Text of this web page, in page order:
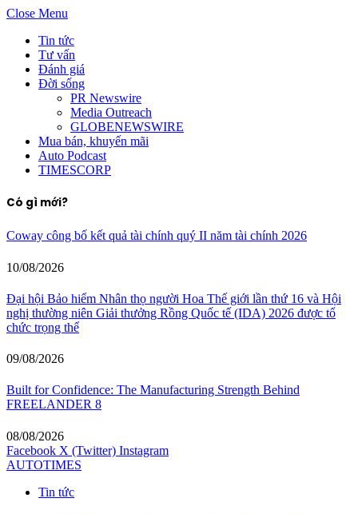
Close Menu
Tin tức
Tư vấn
Đánh giá
Đời sống
PR Newswire
Media Outreach
GLOBENEWSWIRE
Mua bán, khuyến mãi
Auto Podcast
TIMESCORP
Có gì mới?
Coway công bố kết quả tài chính quý II năm tài chính 2026
10/08/2026
Đại hội Bảo hiểm Nhân thọ người Hoa Thế giới lần thứ 16 và Hội
nghị thường niên Giải thưởng Rồng Quốc tế (IDA) 2026 được tổ
chức trọng thể
09/08/2026
Built for Confidence: The Manufacturing Strength Behind
FREELANDER 8
08/08/2026
Facebook X (Twitter) Instagram
AUTOTIMES
Tin tức